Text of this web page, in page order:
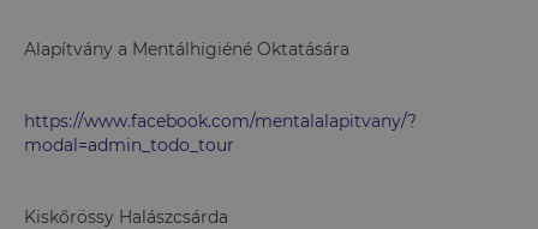
Alapítvány a Mentálhigiéné Oktatására
https://www.facebook.com/mentalalapitvany/?
modal=admin_todo_tour
Kiskőrössy Halászcsárda